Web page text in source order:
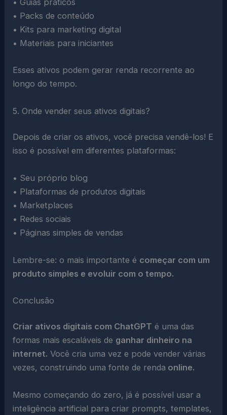
• Guias práticos
• Packs de conteúdo
• Kits para marketing digital
• Materiais para iniciantes
Esses ativos podem gerar renda recorrente ao
longo do tempo.
5. Onde vender seus ativos digitais?
Depois de criar os ativos, você precisa vendê-los! E
isso é possível em diferentes plataformas:
• Seu próprio blog
• Plataformas de produtos digitais
• Marketplaces
• Redes sociais
• Páginas simples de vendas
Lembre-se: o mais importante é começar com um
produto simples e evoluir com o tempo.
Conclusão
Criar ativos digitais com ChatGPT é uma das
formas mais escaláveis de ganhar dinheiro na
internet. Você cria uma vez e pode vender várias
vezes, construindo uma fonte de renda online.
Mesmo começando do zero, já é possível usar a
inteligência artificial para criar prompts, templates,